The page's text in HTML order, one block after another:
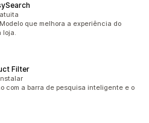
que melhora a experiência do
loja.
Filter
com a barra de pesquisa inteligente e o